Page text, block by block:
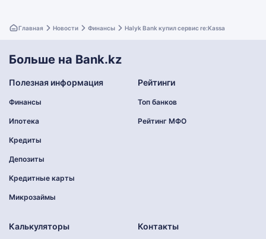
Главная Новости Финансы Halyk Bank купил сервис re:Kassa
Больше на Bank.kz
Полезная информация
Финансы
Ипотека
Кредиты
Депозиты
Кредитные карты
Микрозаймы
Рейтинги
Топ банков
Рейтинг МФО
Калькуляторы Контакты